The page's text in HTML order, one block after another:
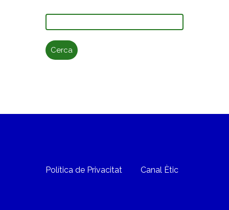
Política de Privacitat Canal Ètic